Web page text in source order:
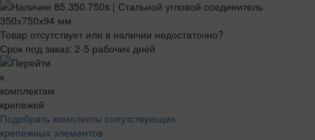
Товар отсутствует или в наличии недостаточно?
Срок под заказ: 2-5 рабочих дней
Подобрать комплекты сопутствующих
крепежных элементов